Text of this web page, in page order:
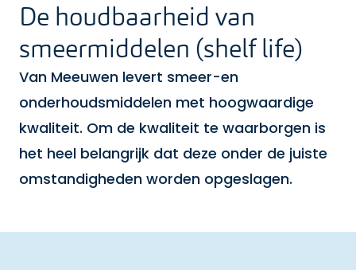
De houdbaarheid van
smeermiddelen (shelf life)
Van Meeuwen levert smeer-en
onderhoudsmiddelen met hoogwaardige
kwaliteit. Om de kwaliteit te waarborgen is
het heel belangrijk dat deze onder de juiste
omstandigheden worden opgeslagen.